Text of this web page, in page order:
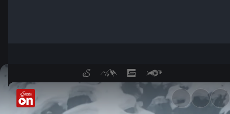
Wie überleben Affen im Eis?